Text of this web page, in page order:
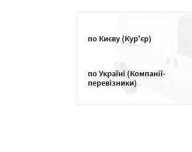
по Києву (Кур'єр)
по Україні (Компанії-
перевізники)